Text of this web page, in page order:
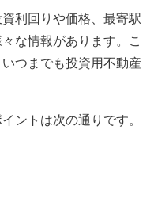
利回りや価格、最寄駅
な情報があります。こ
つまでも投資用不動産
ントは次の通りです。